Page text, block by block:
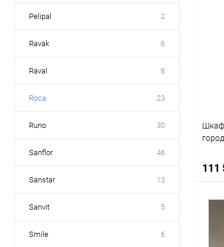
Pelipal 2
Ravak 6
Raval 8
Roca 23
Runo 30
Sanflor 46
Sanstar 13
Sanvit 5
Smile 6
111